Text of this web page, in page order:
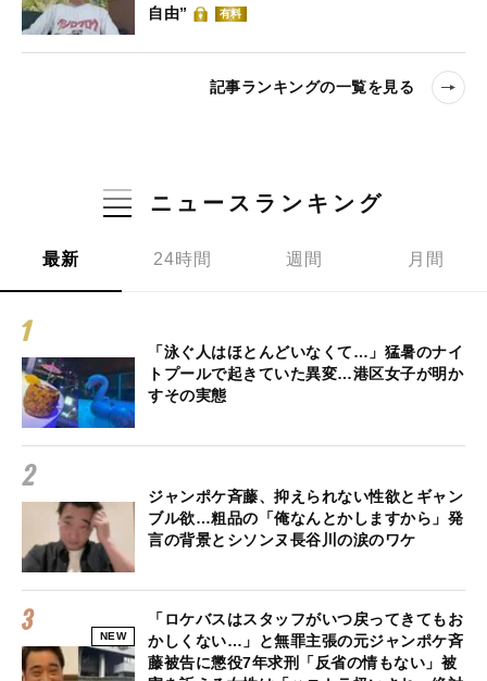
自由”
有料
記事ランキングの一覧を見る
ニュースランキング
最新 24時間 週間 月間
「泳ぐ人はほとんどいなくて…」猛暑のナイ
トプールで起きていた異変…港区女子が明か
すその実態
ジャンポケ斉藤、抑えられない性欲とギャン
ブル欲…粗品の「俺なんとかしますから」発
言の背景とシソンヌ長谷川の涙のワケ
NEW
「ロケバスはスタッフがいつ戻ってきてもお
かしくない…」と無罪主張の元ジャンポケ斉
藤被告に懲役7年求刑「反省の情もない」被